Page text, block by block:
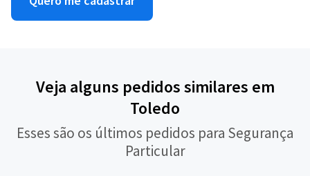
Veja alguns pedidos similares em
Toledo
Esses são os últimos pedidos para Segurança
Particular